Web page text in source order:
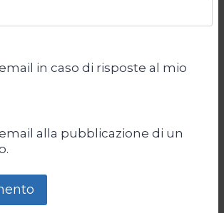
in caso di risposte al mio
alla pubblicazione di un